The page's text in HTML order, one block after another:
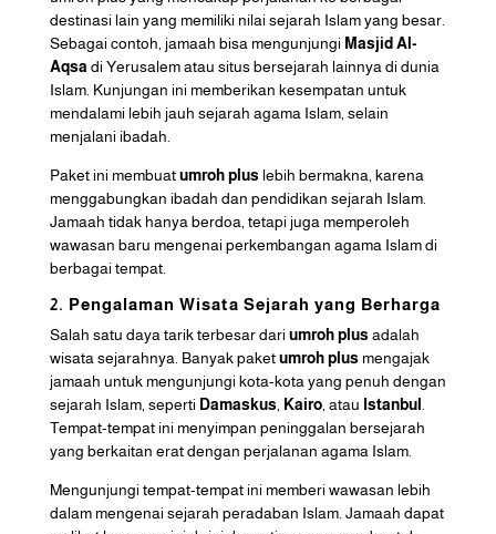
destinasi lain yang memiliki nilai sejarah Islam yang besar.
Sebagai contoh, jamaah bisa mengunjungi Masjid Al-
Aqsa di Yerusalem atau situs bersejarah lainnya di dunia
Islam. Kunjungan ini memberikan kesempatan untuk
mendalami lebih jauh sejarah agama Islam, selain
menjalani ibadah.
Paket ini membuatumroh pluslebih bermakna, karena
menggabungkan ibadah dan pendidikan sejarah Islam.
Jamaah tidak hanya berdoa, tetapi juga memperoleh
wawasan baru mengenai perkembangan agama Islam di
berbagai tempat.
2. Pengalaman Wisata Sejarah yang Berharga
Salah satu daya tarik terbesar dari umroh plusadalah
wisata sejarahnya. Banyak paketumroh plusmengajak
jamaah untuk mengunjungi kota-kota yang penuh dengan
sejarah Islam, seperti Damaskus, Kairo, atau Istanbul
Tempat-tempat ini menyimpan peninggalan bersejarah
yang berkaitan erat dengan perjalanan agama Islam.
Mengunjungi tempat-tempat ini memberi wawasan lebih
dalam mengenai sejarah peradaban Islam. Jamaah dapat